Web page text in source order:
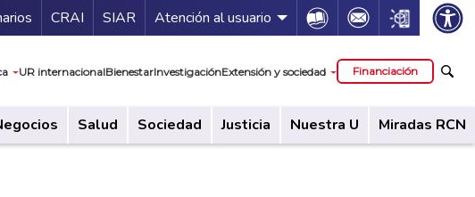
Guía de servicios
CRAI SIAR Atención al usuario Icon Icon Icon
UR internacionalBienestarInvestigaciónExtensión y sociedad Financiación
Salud Sociedad Justicia Nuestra U Miradas RCN